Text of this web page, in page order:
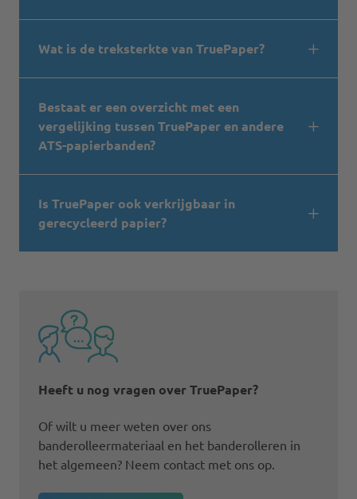
Wat is de treksterkte van TruePaper?
Bestaat er een overzicht met een
vergelijking tussen TruePaper en andere
ATS-papierbanden?
Is TruePaper ook verkrijgbaar in
gerecycleerd papier?
Heeft u nog vragen over TruePaper?
Of wilt u meer weten over ons
banderolleermateriaal en het banderolleren in
het algemeen? Neem contact met ons op.